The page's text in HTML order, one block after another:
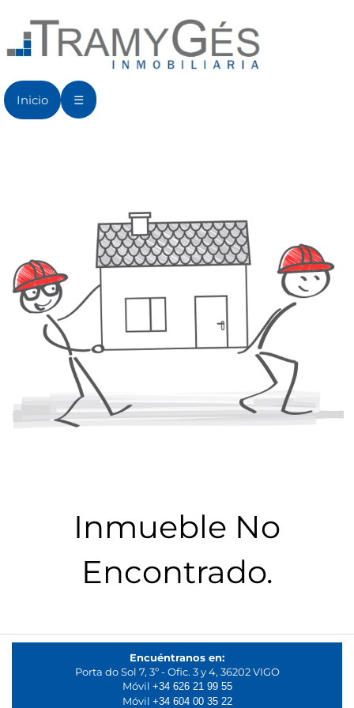
Inicio ☰
Inmueble No
Encontrado.
Encuéntranos en:
Porta do Sol 7, 3º - Ofic. 3 y 4, 36202 VIGO
Móvil +34 626 21 99 55
Móvil +34 604 00 35 22